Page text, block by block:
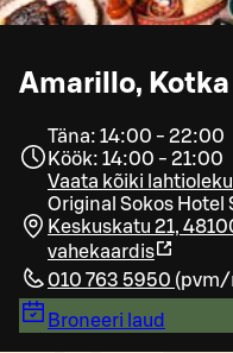
Amarillo, Kotka
Täna: 14:00 - 22:00
Köök: 14:00 - 21:00
Vaata kõiki
Original Sokos Hotel
Keskuskatu 21,
vahekaardis
010 763 5950 (pvm/
Broneeri laud